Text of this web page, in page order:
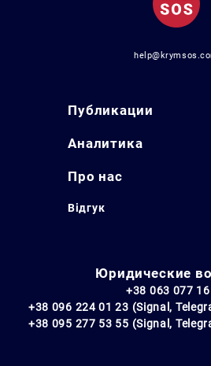
Публикации
Аналитика
Про нас
Відгук
Юридические
+38 063 077
+38 096 224 01 23 (Signal,
+38 095 277 53 55 (Signal,